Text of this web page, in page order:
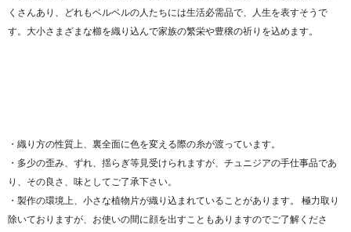
くさんあり、どれもベルベルの人たちには生活必需品で、人生を表すそうで
す。大小さまざまな櫛を織り込んで家族の繁栄や豊穣の祈りを込めます。
・織り方の性質上、裏全面に色を変える際の糸が渡っています。
・多少の歪み、ずれ、揺らぎ等見受けられますが、チュニジアの手仕事品であ
り、その良さ、味としてご了承下さい。
・製作の環境上、小さな植物片が織り込まれていることがあります。 極力取り
除いておりますが、お使いの間に顔を出すこともありますのでご了解くださ